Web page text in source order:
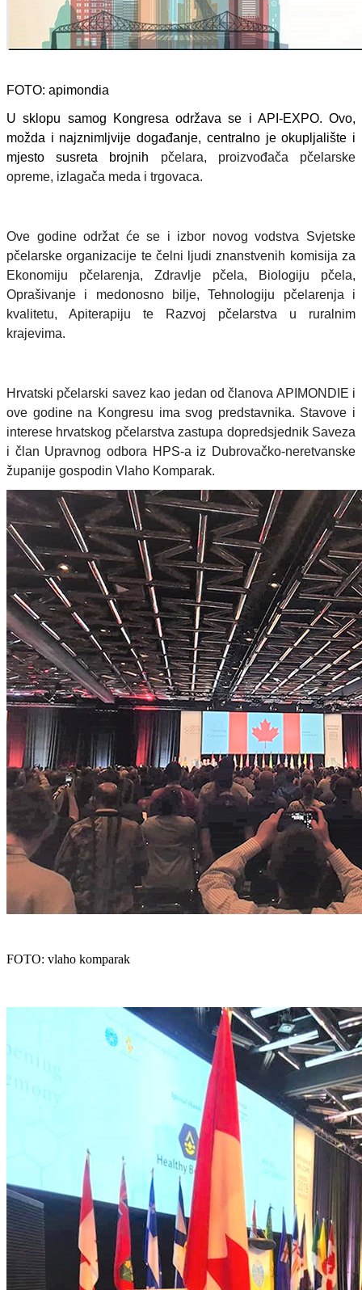
FOTO: apimondia
U sklopu samog Kongresa održava se i API-EXPO. Ovo,
možda i najznimljvije događanje, centralno je okupljalište i
mjesto susreta brojnih pčelara, proizvođača pčelarske
opreme, izlagača meda i trgovaca.
Ove godine održat će se i izbor novog vodstva Svjetske
pčelarske organizacije te čelni ljudi znanstvenih komisija za
Ekonomiju pčelarenja, Zdravlje pčela, Biologiju pčela,
Oprašivanje i medonosno bilje, Tehnologiju pčelarenja i
kvalitetu, Apiterapiju te Razvoj pčelarstva u ruralnim
krajevima.
Hrvatski pčelarski savez kao jedan od članova APIMONDIE i
ove godine na Kongresu ima svog predstavnika. Stavove i
interese hrvatskog pčelarstva zastupa dopredsjednik Saveza
i član Upravnog odbora HPS-a iz Dubrovačko-neretvanske
županije gospodin Vlaho Komparak.
FOTO: vlaho komparak